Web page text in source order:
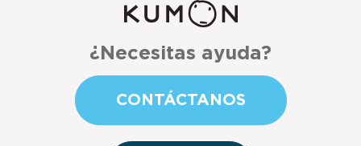
¿Necesitas ayuda?
CONTÁCTANOS